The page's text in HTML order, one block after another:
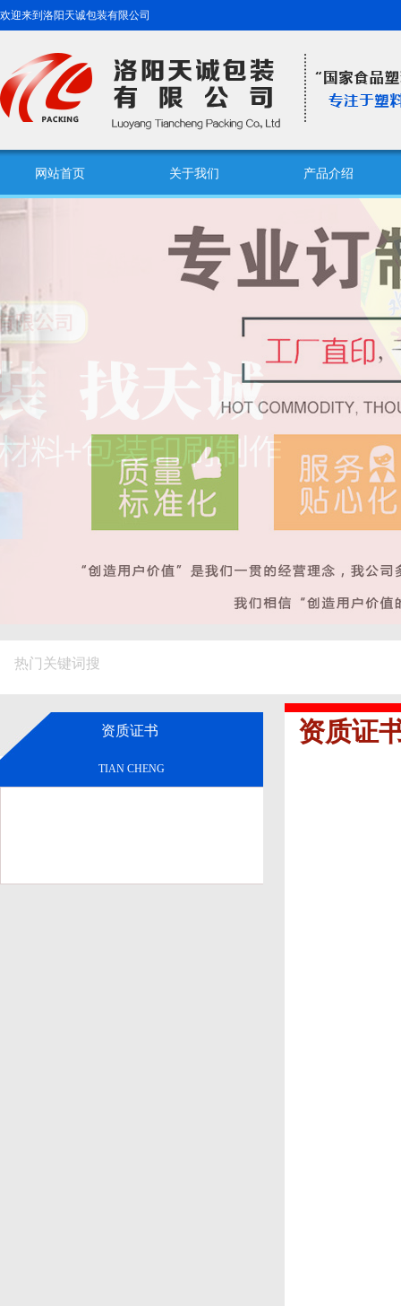
欢迎来到洛阳天诚包装有限公司
网站首页 关于我们 产品介绍
热门关键词搜
资质证书
TIAN CHENG
资质证